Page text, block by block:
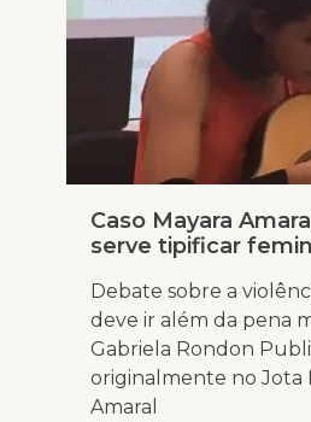
Caso Mayara
serve tipificar
Debate sobre a
deve ir além da pena
Gabriela Rondon
originalmente no Jota
Amaral